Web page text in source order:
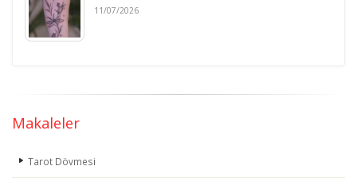
11/07/2026
Makaleler
Tarot Dövmesi